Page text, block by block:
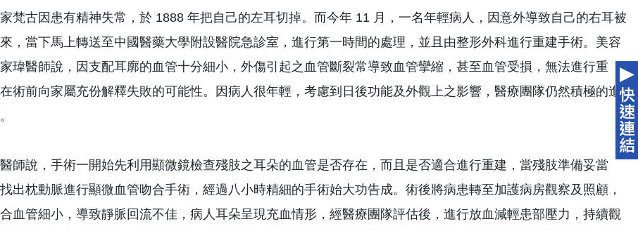
梵古因患有精神失常，於 1888 年把自己的左耳切掉。而今年 11 月，一名年輕病人，因意外導致自己的右耳被
，當下馬上轉送至中國醫藥大學附設醫院急診室，進行第一時間的處理，並且由整形外科進行重建手術。美容
瑋醫師說，因支配耳廓的血管十分細小，外傷引起之血管斷裂常導致血管攣縮，甚至血管受損，無法進行重
術前向家屬充份解釋失敗的可能性。因病人很年輕，考慮到日後功能及外觀上之影響，醫療團隊仍然積極的進
師說，手術一開始先利用顯微鏡檢查殘肢之耳朵的血管是否存在，而且是否適合進行重建，當殘肢準備妥當
出枕動脈進行顯微血管吻合手術，經過八小時精細的手術始大功告成。術後將病患轉至加護病房觀察及照顧，
血管細小，導致靜脈回流不佳，病人耳朵呈現充血情形，經醫療團隊評估後，進行放血減輕患部壓力，持續觀